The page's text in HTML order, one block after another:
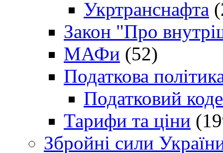
Укртранснафта
Закон "Про
МАФи (52)
Податкова
Податковий
Тарифи та ціни
Збройні сили